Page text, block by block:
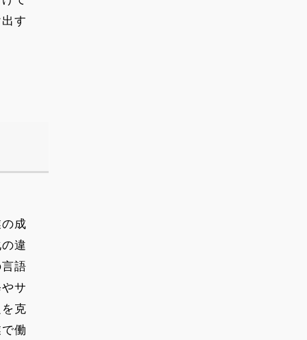
す
成
違
語
サ
克
働